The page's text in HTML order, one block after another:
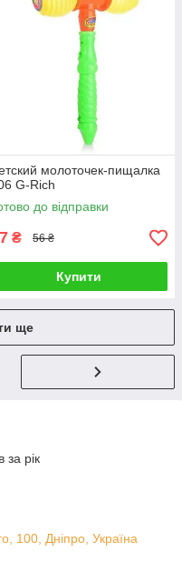
молоточек-пищалка
G-Rich
до відправки
₴ 56 ₴
Купити
ще
за рік
100, Дніпро, Україна